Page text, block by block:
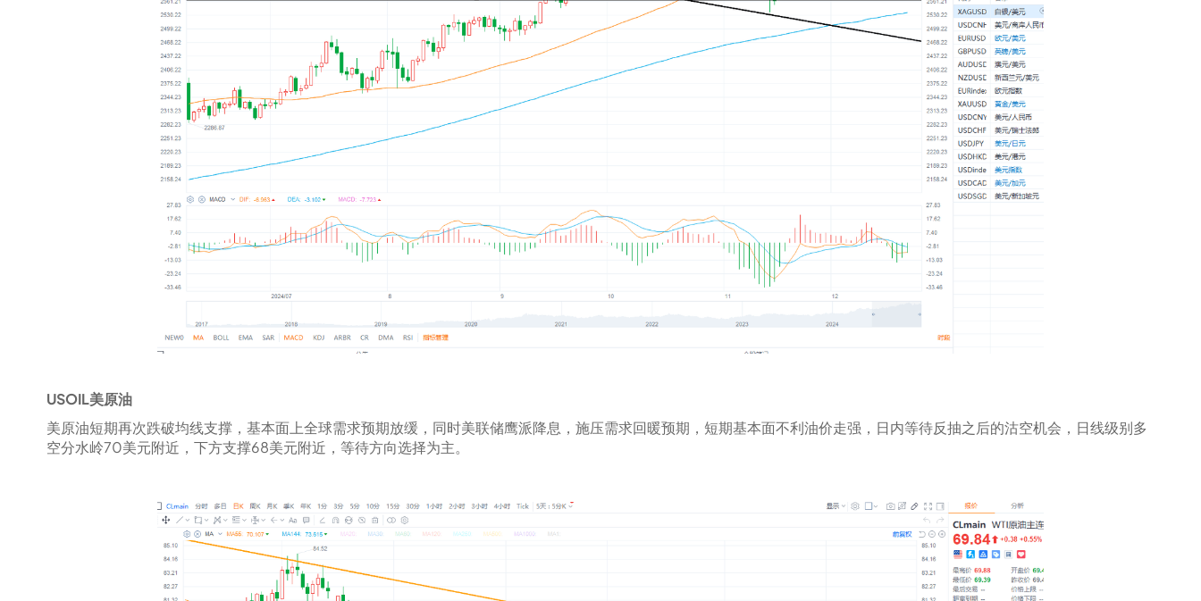
USOIL美原油
美原油短期再次跌破均线支撑，基本面上全球需求预期放缓，同时美联储鹰派降息，施压需求回暖预期，短期基本面不利油价走强，日内等待反抽之后的沽空机会，日线级别多
空分水岭70美元附近，下方支撑68美元附近，等待方向选择为主。